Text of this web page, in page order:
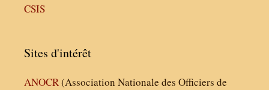
CSIS
Sites d'intérêt
ANOCR(Association Nationale des Officiers de